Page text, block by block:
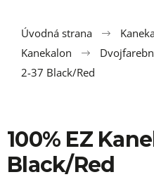
Úvodná strana
Kanekalon
2-37 Black/Red
100% EZ
Black/Red
e
b
e
t
e